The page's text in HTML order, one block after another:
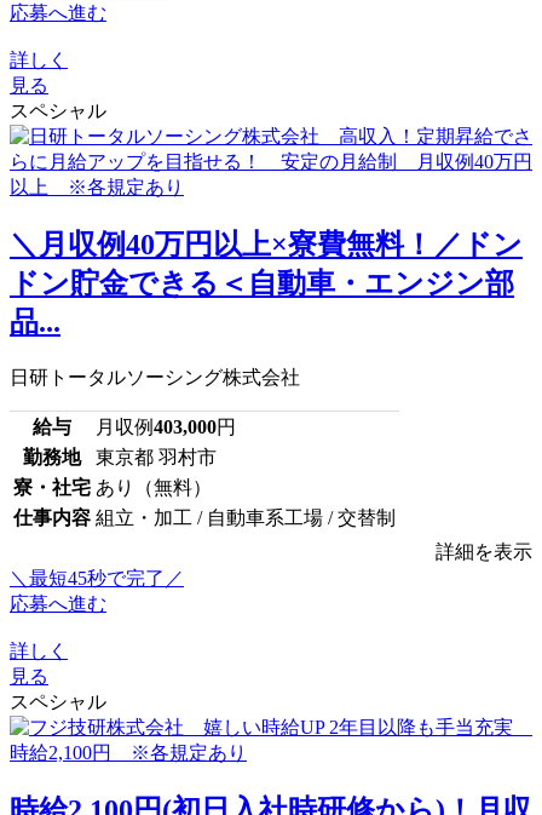
応募へ進む
詳しく
見る
スペシャル
＼月収例40万円以上×寮費無料！／ドン
ドン貯金できる＜自動車・エンジン部
品...
日研トータルソーシング株式会社
給与 月収例403,000円
勤務地
東京都 羽村市
寮・社宅 あり（無料）
仕事内容 組立・加工 / 自動車系工場 / 交替制
詳細を表示
＼最短45秒で完了／
応募へ進む
詳しく
見る
スペシャル